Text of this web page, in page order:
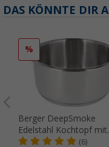
DAS KÖNNTE DIR
%
Berger DeepSmoke
Edelstahl Kochtopf mit
Messskala im
(6)